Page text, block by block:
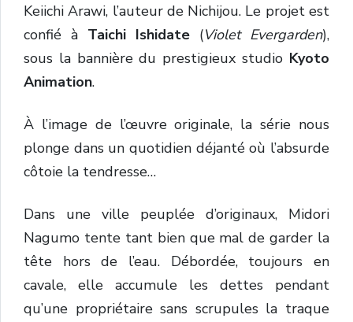
Keiichi Arawi, l’auteur de Nichijou. Le projet est
confié à Taichi Ishidate (Violet Evergarden),
sous la bannière du prestigieux studio Kyoto
Animation.
À l’image de l’œuvre originale, la série nous
plonge dans un quotidien déjanté où l’absurde
côtoie la tendresse…
Dans une ville peuplée d’originaux, Midori
Nagumo tente tant bien que mal de garder la
tête hors de l’eau. Débordée, toujours en
cavale, elle accumule les dettes pendant
qu’une propriétaire sans scrupules la traque